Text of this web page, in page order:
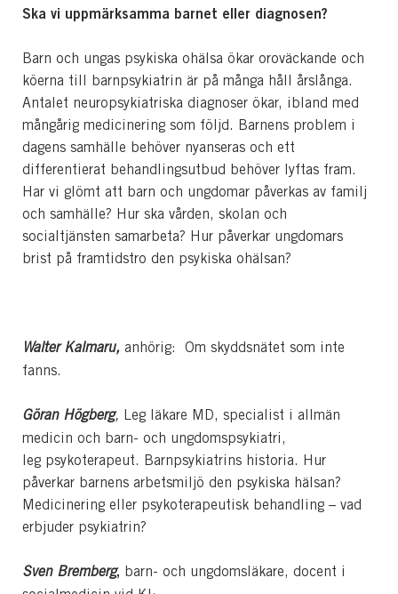
Ska vi uppmärksamma barnet eller diagnosen?
Barn och ungas psykiska ohälsa ökar oroväckande och
köerna till barnpsykiatrin är på många håll årslånga.
Antalet neuropsykiatriska diagnoser ökar, ibland med
mångårig medicinering som följd. Barnens problem i
dagens samhälle behöver nyanseras och ett
differentierat behandlingsutbud behöver lyftas fram.
Har vi glömt att barn och ungdomar påverkas av familj
och samhälle? Hur ska vården, skolan och
socialtjänsten samarbeta? Hur påverkar ungdomars
brist på framtidstro den psykiska ohälsan?
Walter Kalmaru, anhörig: Om skyddsnätet som inte
fanns.
Göran Högberg, Leg läkare MD, specialist i allmän
medicin och barn- och ungdomspsykiatri,
leg psykoterapeut. Barnpsykiatrins historia. Hur
påverkar barnens arbetsmiljö den psykiska hälsan?
Medicinering eller psykoterapeutisk behandling – vad
erbjuder psykiatrin?
Sven Bremberg, barn- och ungdomsläkare, docent i